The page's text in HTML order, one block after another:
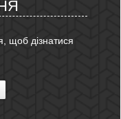
щоб дізнатися